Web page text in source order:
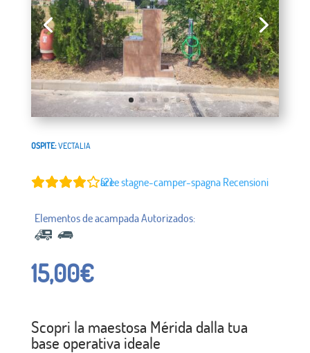
OSPITE:VECTALIA
aree stagne-camper-spagna
Recensioni (2)
15,00€
Scopri la maestosa Mérida dalla tua
base operativa ideale